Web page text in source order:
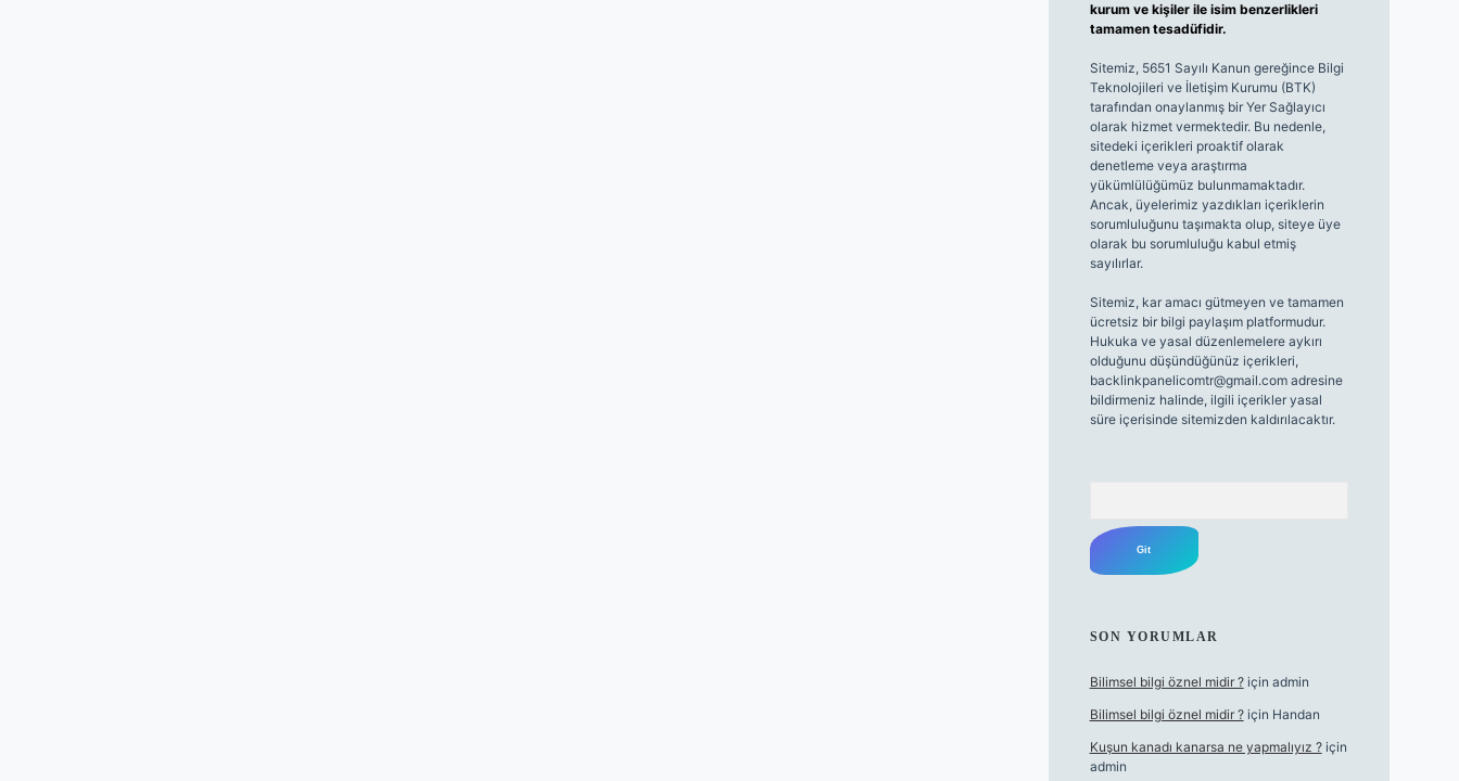
kurum ve kişiler ile isim benzerlikleri
tamamen tesadüfidir.
Sitemiz, 5651 Sayılı Kanun gereğince Bilgi
Teknolojileri ve İletişim Kurumu (BTK)
tarafından onaylanmış bir Yer Sağlayıcı
olarak hizmet vermektedir. Bu nedenle,
sitedeki içerikleri proaktif olarak
denetleme veya araştırma
yükümlülüğümüz bulunmamaktadır.
Ancak, üyelerimiz yazdıkları içeriklerin
sorumluluğunu taşımakta olup, siteye üye
olarak bu sorumluluğu kabul etmiş
sayılırlar.
Sitemiz, kar amacı gütmeyen ve tamamen
ücretsiz bir bilgi paylaşım platformudur.
Hukuka ve yasal düzenlemelere aykırı
olduğunu düşündüğünüz içerikleri,
backlinkpanelicomtr@gmail.comadresine
bildirmeniz halinde, ilgili içerikler yasal
süre içerisinde sitemizden kaldırılacaktır.
SON YORUMLAR
Bilimsel bilgi öznel midir ?için admin
Bilimsel bilgi öznel midir ?için Handan
Kuşun kanadı kanarsa ne yapmalıyız ?için
admin